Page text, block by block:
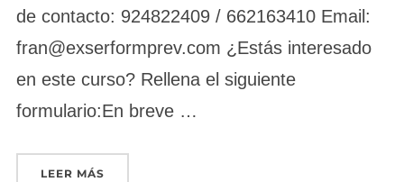
de contacto: 924822409 / 662163410 Email:
fran@exserformprev.com ¿Estás interesado
en este curso? Rellena el siguiente
formulario:En breve …
LEER MÁS«ATENCIÓN SOCIOSANITARIA A PERSONAS